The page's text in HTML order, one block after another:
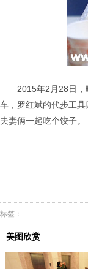
2015年2月28日
车，罗红斌的代步工
夫妻俩一起吃个饺子。
标签：
美图欣赏